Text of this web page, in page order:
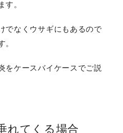
。
でなくウサギにもあるので
をケースバイケースでご説
れてくる場合